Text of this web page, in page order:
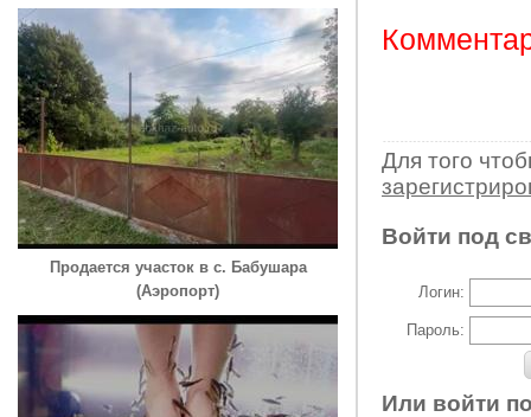
Продается участок в с. Бабушара
(Аэропорт)
Для того
Войти под
Логин:
Пароль:
Или войти